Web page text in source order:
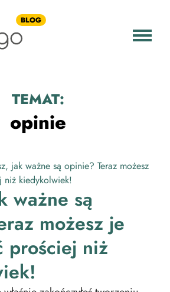
BLOG
TEMAT:
opinie
ważne są
możesz je
prościej niż